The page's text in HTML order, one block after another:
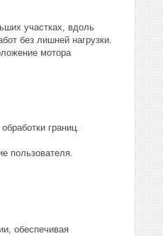
участках, вдоль
без лишней нагрузки.
мотора
границ.
пользователя.
обеспечивая